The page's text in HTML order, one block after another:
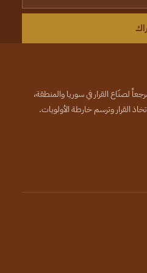
لصنّاع القرار في سوريا والمنطقة،
القرار وترسم خارطة الأولويات.